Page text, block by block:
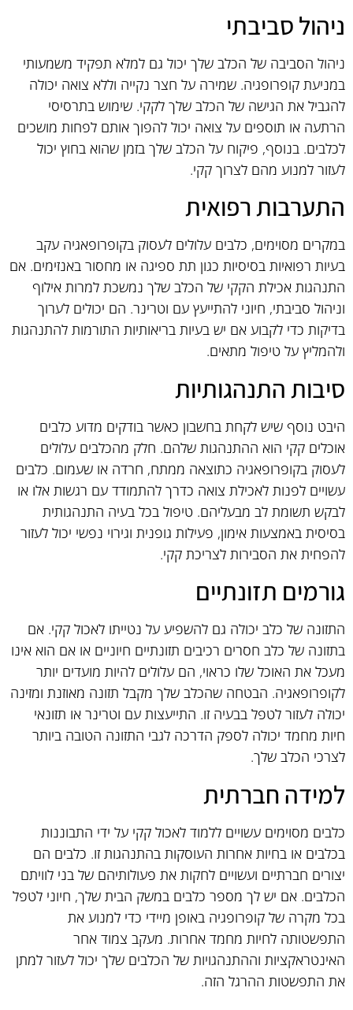
ניהול סביבתי
ניהול הסביבה של הכלב שלך יכול גם למלא תפקיד משמעותי
במניעת קופרופגיה. שמירה על חצר נקייה וללא צואה יכולה
להגביל את הגישה של הכלב שלך לקקי. שימוש בתרסיסי
הרתעה או תוספים על צואה יכול להפוך אותם לפחות מושכים
לכלבים. בנוסף, פיקוח על הכלב שלך בזמן שהוא בחוץ יכול
לעזור למנוע מהם לצרוך קקי.
התערבות רפואית
במקרים מסוימים, כלבים עלולים לעסוק בקופרופאגיה עקב
בעיות רפואיות בסיסיות כגון תת ספיגה או מחסור באנזימים. אם
התנהגות אכילת הקקי של הכלב שלך נמשכת למרות אילוף
וניהול סביבתי, חיוני להתייעץ עם וטרינר. הם יכולים לערוך
בדיקות כדי לקבוע אם יש בעיות בריאותיות התורמות להתנהגות
ולהמליץ על טיפול מתאים.
סיבות התנהגותיות
היבט נוסף שיש לקחת בחשבון כאשר בודקים מדוע כלבים
אוכלים קקי הוא ההתנהגות שלהם. חלק מהכלבים עלולים
לעסוק בקופרופאגיה כתוצאה ממתח, חרדה או שעמום. כלבים
עשויים לפנות לאכילת צואה כדרך להתמודד עם רגשות אלו או
לבקש תשומת לב מבעליהם. טיפול בכל בעיה התנהגותית
בסיסית באמצעות אימון, פעילות גופנית וגירוי נפשי יכול לעזור
להפחית את הסבירות לצריכת קקי.
גורמים תזונתיים
התזונה של כלב יכולה גם להשפיע על נטייתו לאכול קקי. אם
בתזונה של כלב חסרים רכיבים תזונתיים חיוניים או אם הוא אינו
מעכל את האוכל שלו כראוי, הם עלולים להיות מועדים יותר
לקופרופאגיה. הבטחה שהכלב שלך מקבל תזונה מאוזנת ומזינה
יכולה לעזור לטפל בבעיה זו. התייעצות עם וטרינר או תזונאי
חיות מחמד יכולה לספק הדרכה לגבי התזונה הטובה ביותר
לצרכי הכלב שלך.
למידה חברתית
כלבים מסוימים עשויים ללמוד לאכול קקי על ידי התבוננות
בכלבים או בחיות אחרות העוסקות בהתנהגות זו. כלבים הם
יצורים חברתיים ועשויים לחקות את פעולותיהם של בני לוויתם
הכלבים. אם יש לך מספר כלבים במשק הבית שלך, חיוני לטפל
בכל מקרה של קופרופגיה באופן מיידי כדי למנוע את
התפשטותה לחיות מחמד אחרות. מעקב צמוד אחר
האינטראקציות וההתנהגויות של הכלבים שלך יכול לעזור למתן
את התפשטות ההרגל הזה.